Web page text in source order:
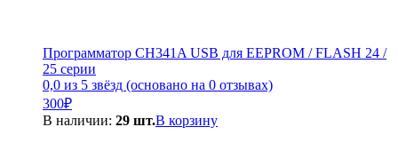
Программатор CH341A USB для EEPROM / FLASH 24 /
25 серии
0,0 из 5 звёзд (основано на 0 отзывах)
300₽
В наличии: 29 шт.В корзину